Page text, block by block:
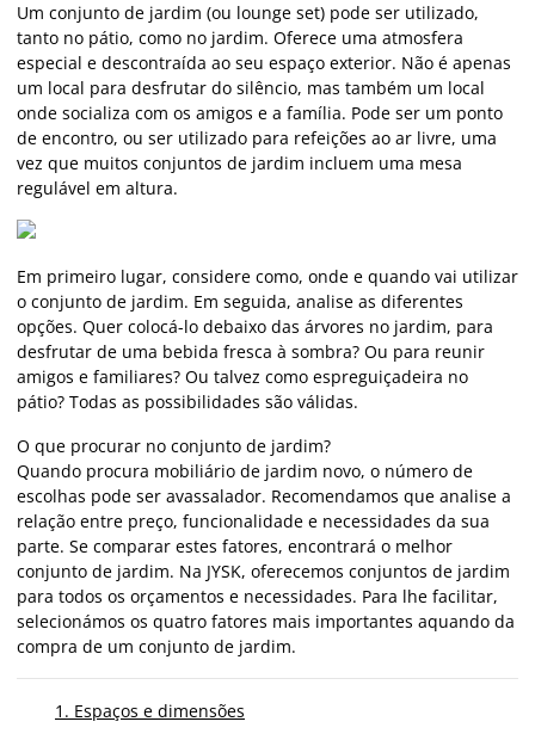
Um conjunto de jardim (ou lounge set) pode ser utilizado,
tanto no pátio, como no jardim. Oferece uma atmosfera
especial e descontraída ao seu espaço exterior. Não é apenas
um local para desfrutar do silêncio, mas também um local
onde socializa com os amigos e a família. Pode ser um ponto
de encontro, ou ser utilizado para refeições ao ar livre, uma
vez que muitos conjuntos de jardim incluem uma mesa
regulável em altura.
Em primeiro lugar, considere como, onde e quando vai utilizar
o conjunto de jardim. Em seguida, analise as diferentes
opções. Quer colocá-lo debaixo das árvores no jardim, para
desfrutar de uma bebida fresca à sombra? Ou para reunir
amigos e familiares? Ou talvez como espreguiçadeira no
pátio? Todas as possibilidades são válidas.
O que procurar no conjunto de jardim?
Quando procura mobiliário de jardim novo, o número de
escolhas pode ser avassalador. Recomendamos que analise a
relação entre preço, funcionalidade e necessidades da sua
parte. Se comparar estes fatores, encontrará o melhor
conjunto de jardim. Na JYSK, oferecemos conjuntos de jardim
para todos os orçamentos e necessidades. Para lhe facilitar,
selecionámos os quatro fatores mais importantes aquando da
compra de um conjunto de jardim.
1. Espaços e dimensões